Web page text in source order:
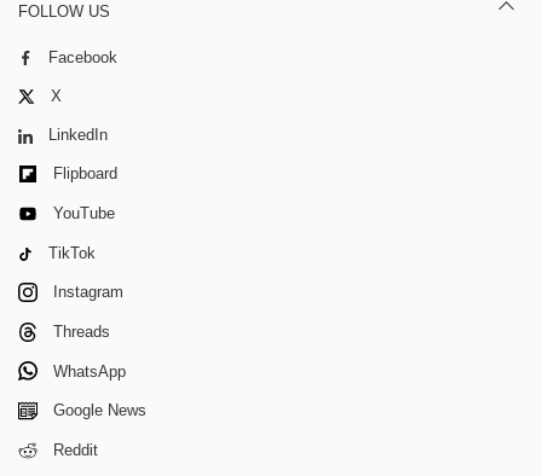
FOLLOW US
Facebook
X
LinkedIn
Flipboard
YouTube
TikTok
Instagram
Threads
WhatsApp
Google News
Reddit